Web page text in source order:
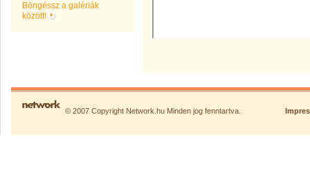
Böngéssz a galériák
között!
© 2007 Copyright Network.hu Minden jog fenntartva.